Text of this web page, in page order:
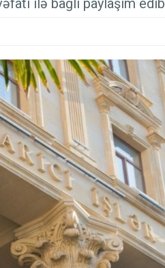
ilə bağlı paylaşım edib